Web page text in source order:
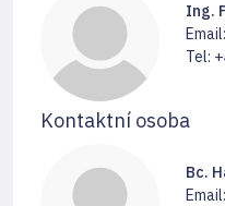
Ing.
Email:
Tel:
Kontaktní osoba
Bc.
Email: